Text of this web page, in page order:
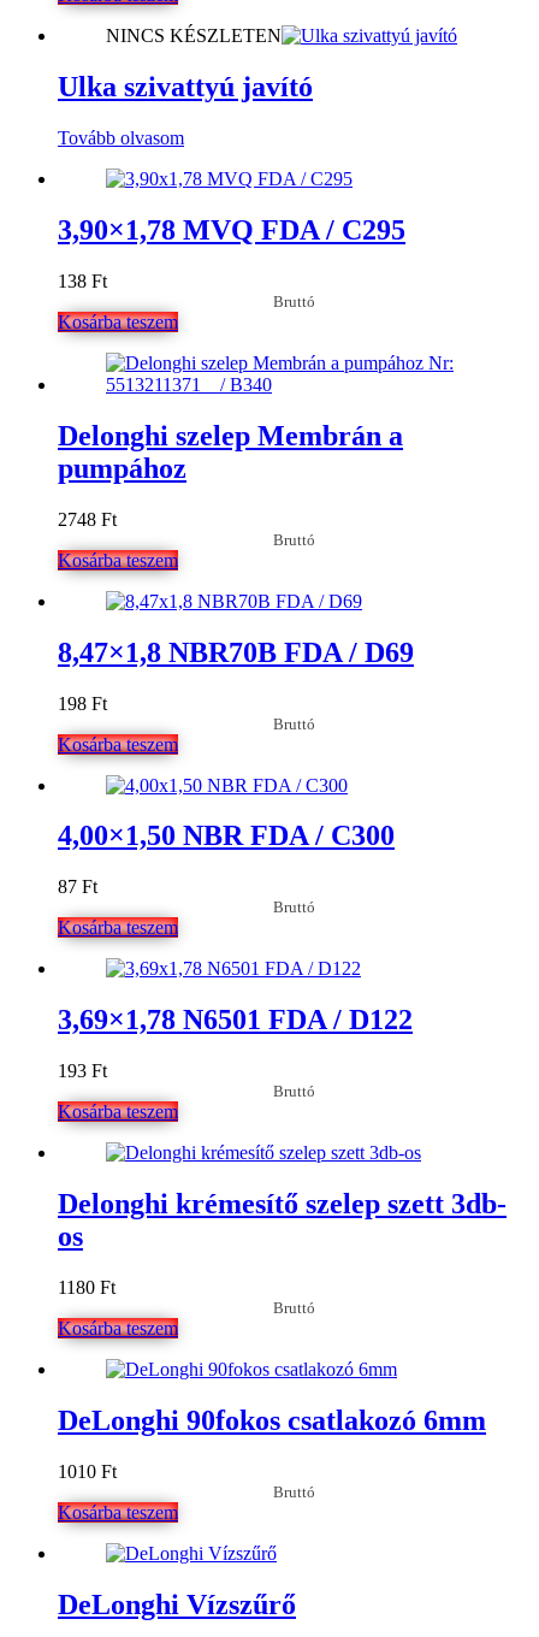
NINCS KÉSZLETEN
Ulka szivattyú javító
Tovább olvasom
3,90×1,78 MVQ FDA / C295
138 Ft
Bruttó
Kosárba teszem
Delonghi szelep Membrán a
pumpához
2748 Ft
Bruttó
Kosárba teszem
8,47×1,8 NBR70B FDA / D69
198 Ft
Bruttó
Kosárba teszem
4,00×1,50 NBR FDA / C300
87 Ft
Bruttó
Kosárba teszem
3,69×1,78 N6501 FDA / D122
193 Ft
Bruttó
Kosárba teszem
Delonghi krémesítő szelep szett 3db-
os
1180 Ft
Bruttó
Kosárba teszem
DeLonghi 90fokos csatlakozó 6mm
1010 Ft
Bruttó
Kosárba teszem
DeLonghi Vízszűrő